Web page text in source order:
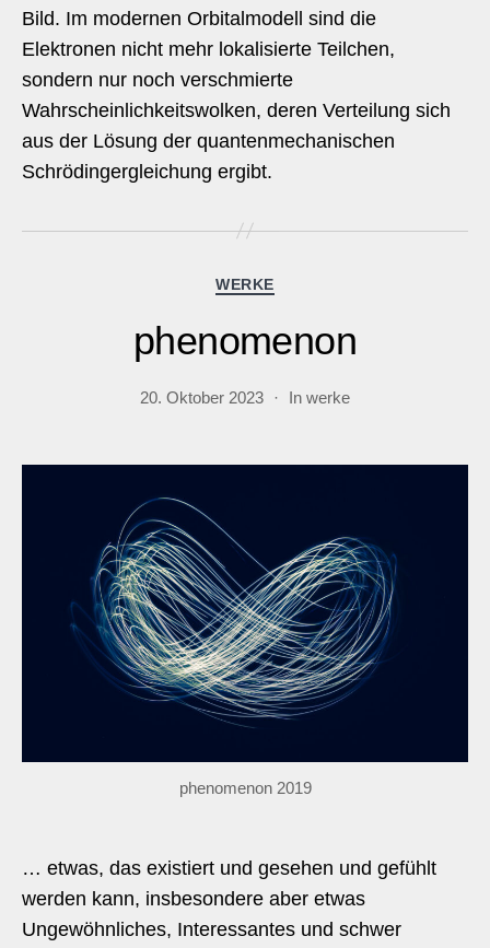
Bild. Im modernen Orbitalmodell sind die
Elektronen nicht mehr lokalisierte Teilchen,
sondern nur noch verschmierte
Wahrscheinlichkeitswolken, deren Verteilung sich
aus der Lösung der quantenmechanischen
Schrödingergleichung ergibt.
Kategorien
WERKE
phenomenon
20. Oktober 2023 In werke
phenomenon 2019
… etwas, das existiert und gesehen und gefühlt
werden kann, insbesondere aber etwas
Ungewöhnliches, Interessantes und schwer